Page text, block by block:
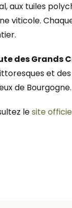
aux tuiles
viticole.
des Grands
et
de Bourgogne.
lesite